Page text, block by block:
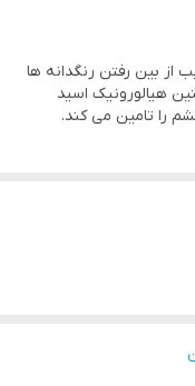
می باشد. این ماده به
باعث می شود تیرگی ها
ماساژ بدهید تا
بین رفتن رنگدانه ها
هیالورونیک اسید
را تامین می کند.